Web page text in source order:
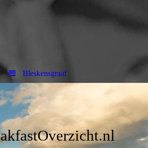
Bleskensgraaf